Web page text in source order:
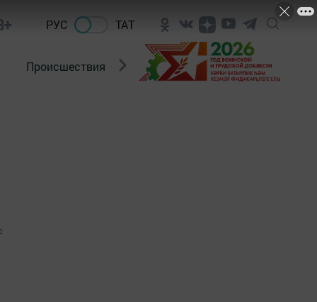
РУС ТАТ
Происшествия Новости Госавтоинспекции